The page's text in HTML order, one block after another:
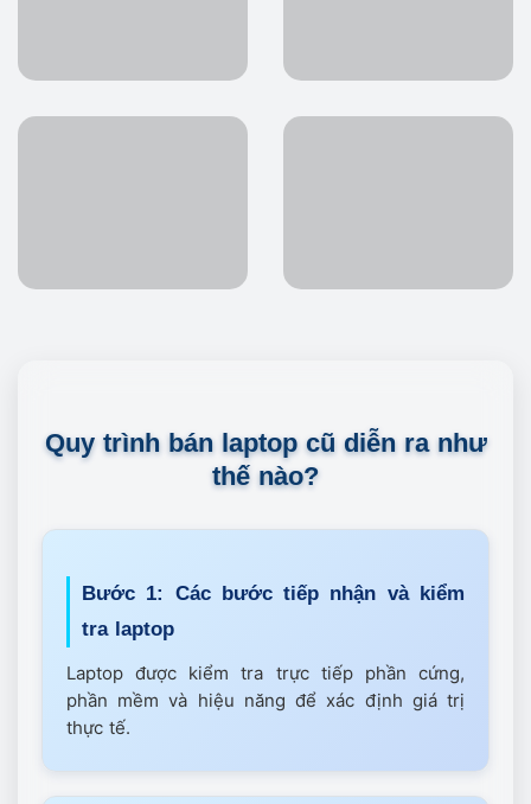
Quy trình bán laptop cũ diễn ra như
thế nào?
Bước 1: Các bước tiếp nhận và kiểm
tra laptop
Laptop được kiểm tra trực tiếp phần cứng,
phần mềm và hiệu năng để xác định giá trị
thực tế.